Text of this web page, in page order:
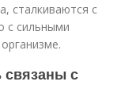
сталкиваются с
с сильными
связаны с